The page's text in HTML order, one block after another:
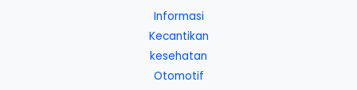
Informasi
Kecantikan
kesehatan
Otomotif